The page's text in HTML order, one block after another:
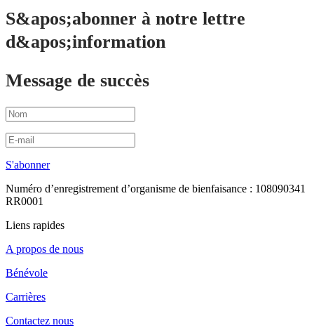
S&apos;abonner à notre lettre
d&apos;information
Message de succès
S'abonner
Numéro d’enregistrement d’organisme de bienfaisance : 108090341
RR0001
Liens rapides
A propos de nous
Bénévole
Carrières
Contactez nous